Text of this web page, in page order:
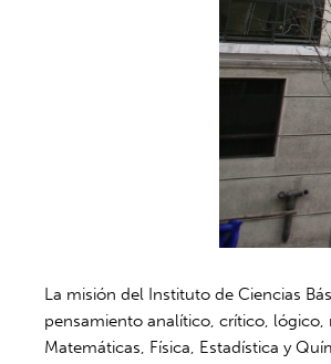
La misión del Instituto de Ciencias
pensamiento analítico, crítico, lógico,
Matemáticas, Física, Estadística y